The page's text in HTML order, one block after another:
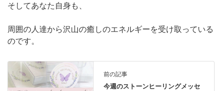
そしてあなた自身も、
周囲の人達から沢山の癒しのエネルギーを受け取っている
のです。
前の記事
今週のストーンヒーリングメッセ